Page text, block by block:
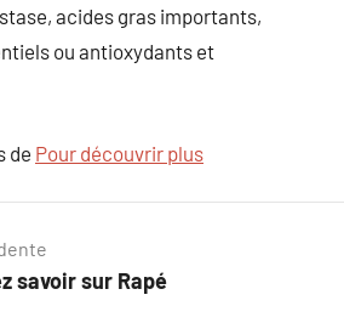
acides gras importants,
ou antioxydants et
de Pour découvrir plus
savoir sur Rapé